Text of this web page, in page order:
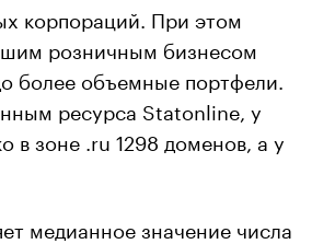
корпораций. При этом
розничным бизнесом
более объемные портфели.
ресурса Statonline, у
в зоне .ru 1298 доменов, а у
медианное значение числа